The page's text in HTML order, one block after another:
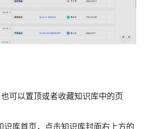
可以置顶或者收藏知识库中的页